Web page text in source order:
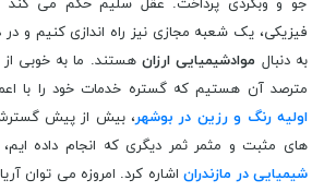
جو و وبگردی پرداخت. عقل سلیم حکم می کند
فیزیکی، یک شعبه مجازی نیز راه اندازی کنیم و
به دنبال موادشیمیایی ارزانهستند. ما به خوبی از
مترصد آن هستیم که گستره خدمات خود را با
اولیه رنگ و رزین در بوشهر، بیش از پیش
های مثبت و مثمر ثمر دیگری که انجام داده
شیمیایی در مازندراناشاره کرد. امروزه می توان